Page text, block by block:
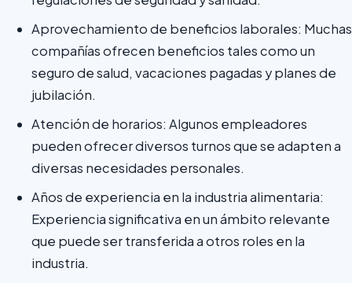
Aprovechamiento de beneficios laborales: Muchas
compañías ofrecen beneficios tales como un
seguro de salud, vacaciones pagadas y planes de
jubilación.
Atención de horarios: Algunos empleadores
pueden ofrecer diversos turnos que se adapten a
diversas necesidades personales.
Años de experiencia en la industria alimentaria:
Experiencia significativa en un ámbito relevante
que puede ser transferida a otros roles en la
industria.